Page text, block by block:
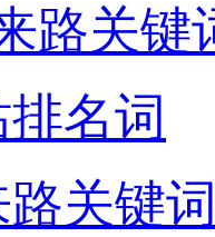
路关键
排名词
路关键